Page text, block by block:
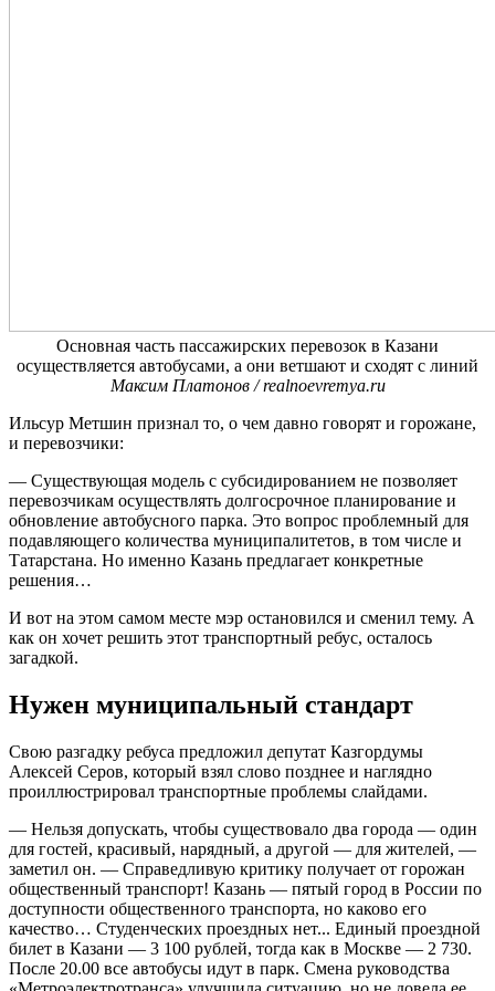
Основная часть пассажирских перевозок в Казани
осуществляется автобусами, а они ветшают и сходят с линий
Максим Платонов / realnoevremya.ru
Ильсур Метшин признал то, о чем давно говорят и горожане,
и перевозчики:
— Существующая модель с субсидированием не позволяет
перевозчикам осуществлять долгосрочное планирование и
обновление автобусного парка. Это вопрос проблемный для
подавляющего количества муниципалитетов, в том числе и
Татарстана. Но именно Казань предлагает конкретные
решения…
И вот на этом самом месте мэр остановился и сменил тему. А
как он хочет решить этот транспортный ребус, осталось
загадкой.
Нужен муниципальный стандарт
Свою разгадку ребуса предложил депутат Казгордумы
Алексей Серов, который взял слово позднее и наглядно
проиллюстрировал транспортные проблемы слайдами.
— Нельзя допускать, чтобы существовало два города — один
для гостей, красивый, нарядный, а другой — для жителей, —
заметил он. — Справедливую критику получает от горожан
общественный транспорт! Казань — пятый город в России по
доступности общественного транспорта, но каково его
качество… Студенческих проездных нет... Единый проездной
билет в Казани — 3 100 рублей, тогда как в Москве — 2 730.
После 20.00 все автобусы идут в парк. Смена руководства